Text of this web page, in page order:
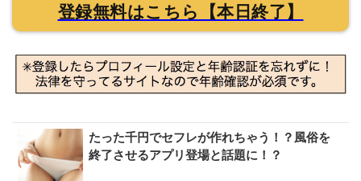
登録無料はこちら【本日終了】
たった千円でセフレが作れちゃう！？風俗を
終了させるアプリ登場と話題に！？